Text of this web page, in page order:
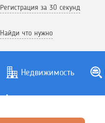
Регистрация за 30 секунд
Найди что нужно
Недвижимость